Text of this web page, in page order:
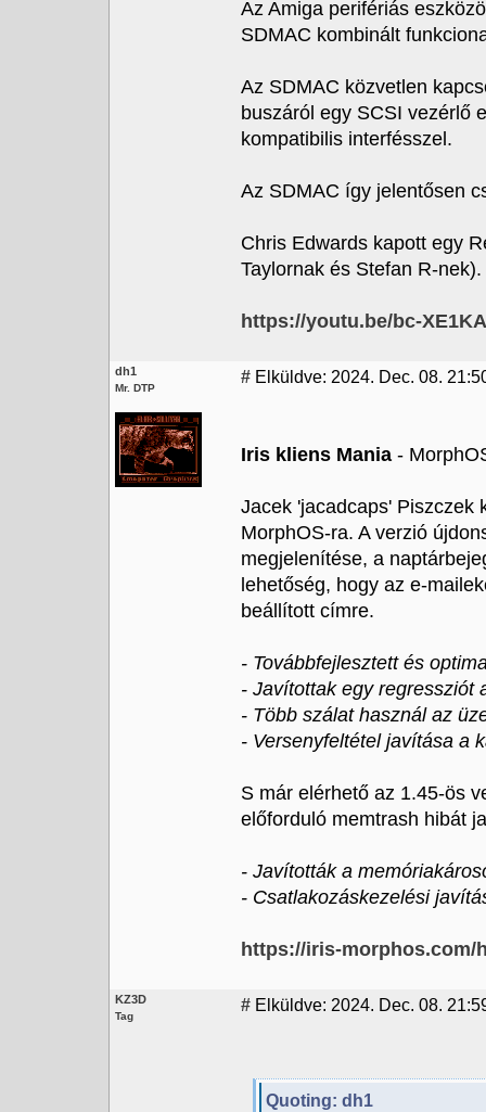
Az Amiga perifériás
SDMAC kombinált
Az SDMAC közvetlen
buszáról egy SCSI vezérlő
kompatibilis interfésszel.
Az SDMAC így jelentősen
Chris Edwards kapott egy
Taylornak és Stefan R-nek).
https://youtu.be/bc-
dh1
Mr. DTP
# Elküldve: 2024. Dec. 08.
Iris kliens Mania -
Jacek 'jacadcaps' Piszczek
MorphOS-ra. A verzió
megjelenítése, a
lehetőség, hogy az e-
beállított címre.
- Továbbfejlesztett és
- Javítottak egy regressziót
- Több szálat használ az
- Versenyfeltétel javítása a
S már elérhető az 1.45-ös
előforduló memtrash hibát
- Javították a
- Csatlakozáskezelési
https://iris-morphos.com/
KZ3D
Tag
# Elküldve: 2024. Dec. 08.
Quoting: dh1